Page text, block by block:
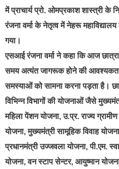
में प्राचार्य प्रो. ओमप्रकाश शास्त्री के
रंजना वर्मा के नेतृत्व में नेहरू
गया।
एसआई रंजना वर्मा ने कहा कि आज
समय अत्यंत जागरूक होने की
समस्याओं को सामना करना पड़ता है।
विभिन्न विभागों की योजनाओं जैसे
महिला पेंशन योजना, उ.प्र. राज्य
योजना, मुख्यमंत्री सामूहिक विवाह
प्रधानमंत्री उज्जवला योजना, पी.एम.
योजना, वन स्टाप सेन्टर, आयुष्मान